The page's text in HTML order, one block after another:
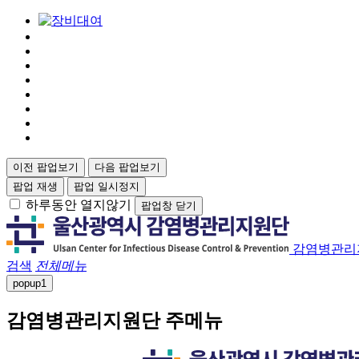
이전 팝업보기
다음 팝업보기
팝업 재생
팝업 일시정지
하루동안 열지않기 팝업창 닫기
감염병관
검색 전체메뉴
popup1
감염병관리지원단 주메뉴